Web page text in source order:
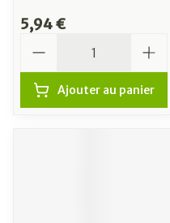
5,94 €
Ajouter au panier